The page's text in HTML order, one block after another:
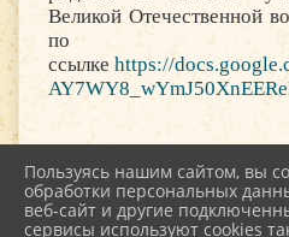
Великой Отечественной
по
ссылке https://
2026 г. kultstar.ru
Пользуясь нашим сайтом, вы
обработки персональных
веб-сайт и другие
сервисы используют cookies